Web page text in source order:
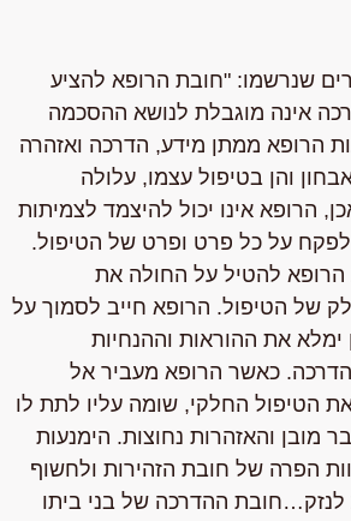
שנרשמו: "חובת הרופא להציע
אינה מוגבלת לנושא ההסכמה
הרופא ממתן מידע, הדרכה ואזהרה
והן בטיפול עצמו, עלולה
הרופא אינו יכול להיצמד לצמיתות
על כל פרט ופרט של הטיפול.
הרופא להטיל על החולה את
של הטיפול. הרופא חייב לסמוך על
את ההוראות וההנחיות
כאשר הרופא מעביר אל
הטיפול החלקי, שומה עליו לתת לו
מובן והאזהרות נחוצות. הימנעות
הפרה של חובת הזהירות ולחשוף
…חובת ההדרכה של בני ביתו